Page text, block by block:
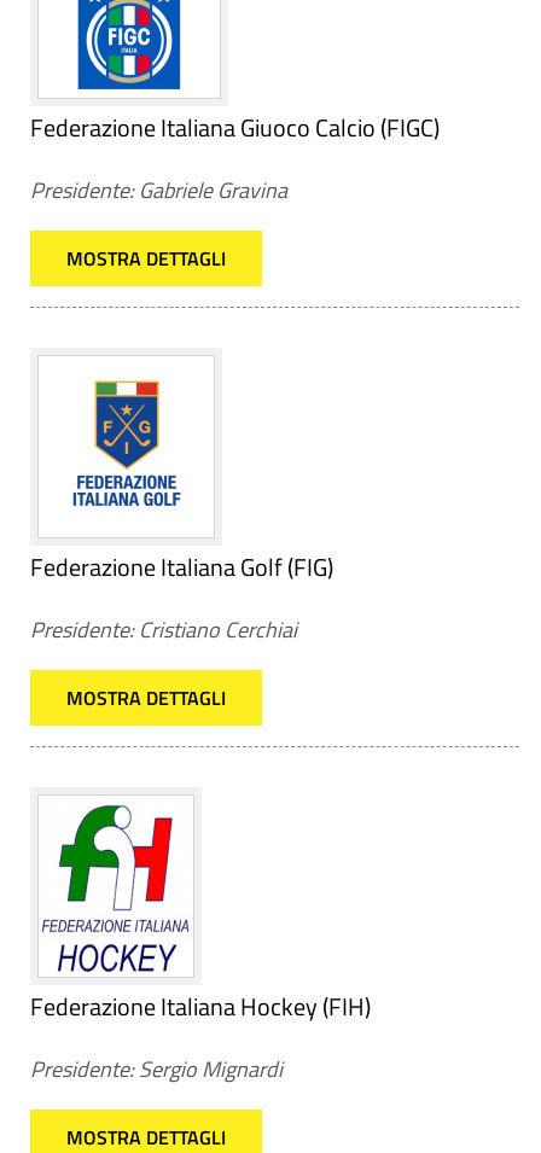
Federazione Italiana Giuoco Calcio (FIGC)
Presidente: Gabriele Gravina
MOSTRA DETTAGLI
Federazione Italiana Golf (FIG)
Presidente: Cristiano Cerchiai
MOSTRA DETTAGLI
Federazione Italiana Hockey (FIH)
Presidente: Sergio Mignardi
MOSTRA DETTAGLI